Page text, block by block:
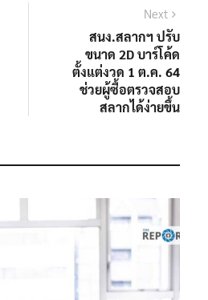
Next
post:
สนง.สลากฯ ปรับ
ขนาด 2D บาร์โค้ด
ตั้งแต่งวด 1 ต.ค. 64
ช่วยผู้ซื้อตรวจสอบ
สลากได้ง่ายขึ้น